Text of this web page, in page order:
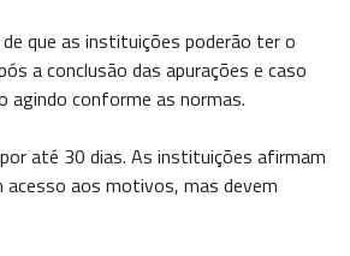
que as instituições poderão ter o
a conclusão das apurações e caso
agindo conforme as normas.
até 30 dias. As instituições afirmam
acesso aos motivos, mas devem